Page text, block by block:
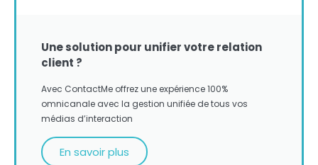
Une solution pour unifier votre relation
client ?
Avec ContactMe offrez une expérience 100%
omnicanale avec la gestion unifiée de tous vos
médias d’interaction
En savoir plus